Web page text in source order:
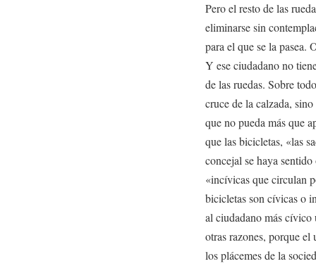
Pero el resto de las
eliminarse sin
para el que se la pasea.
Y ese ciudadano no
de las ruedas. Sobre
cruce de la calzada,
que no pueda más que
que las bicicletas, «las
concejal se haya
«incívicas que circulan
bicicletas son cívicas o
al ciudadano más cívico
otras razones, porque el
los plácemes de la